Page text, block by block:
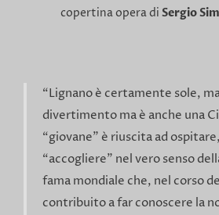
copertina opera di Sergio
“Lignano è certamente sole,
divertimento ma è anche una
“giovane” è riuscita ad
“accogliere” nel vero senso
fama mondiale che, nel corso
contribuito a far conoscere la